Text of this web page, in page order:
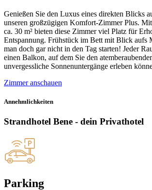
Genießen Sie den Luxus eines direkten Blicks
unseren großzügigen Komfort-Zimmer Plus.
ca. 30 m² bieten diese Zimmer viel Platz für
Entspannung. Frühstück im Bett mit Blick aufs
man doch gar nicht in den Tag starten! Jeder
einen Balkon, auf dem Sie den
unvergessliche Sonnenuntergänge erleben
Zimmer anschauen
Annehmlichkeiten
Strandhotel Bene - dein Privathotel
Parking